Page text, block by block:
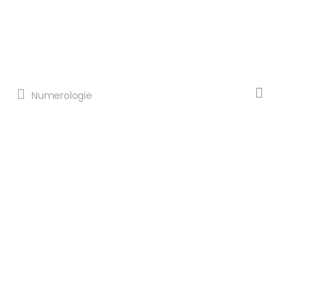
Numerologie